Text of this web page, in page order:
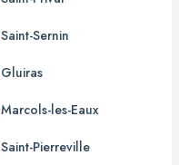
Saint-Sernin
Gluiras
Marcols-les-Eaux
Saint-Pierreville